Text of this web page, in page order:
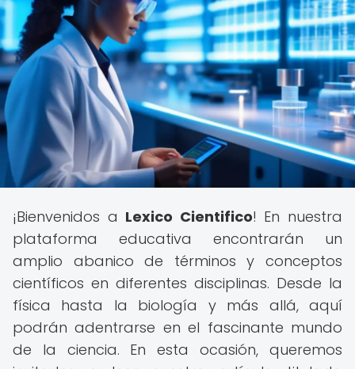
¡Bienvenidos a Lexico Cientifico! En nuestra
plataforma educativa encontrarán un
amplio abanico de términos y conceptos
científicos en diferentes disciplinas. Desde la
física hasta la biología y más allá, aquí
podrán adentrarse en el fascinante mundo
de la ciencia. En esta ocasión, queremos